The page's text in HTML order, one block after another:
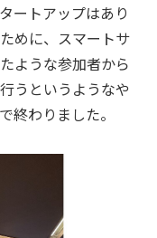
ートアップはあり
めに、スマートサ
ような参加者から
うというようなや
終わりました。